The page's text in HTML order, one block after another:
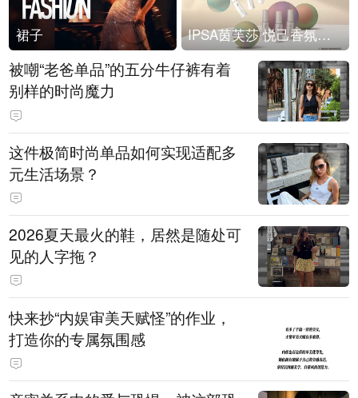
裙子 IPSA茵芙莎 悦己香氛凝露上市
被嘲“老爸单品”的五分牛仔裤有着
别样的时尚魔力
这件极简时尚单品如何实现适配多
元生活场景？
2026夏天最火的鞋，居然是随处可
见的人字拖？
快来抄“内娱审美天赋怪”的作业，
打造你的专属氛围感